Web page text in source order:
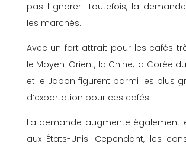
pas l’ignorer. Toutefois, la
les marchés.
Avec un fort attrait pour les cafés
le Moyen-Orient, la Chine, la Corée
et le Japon figurent parmi les plus
d’exportation pour ces cafés.
La demande augmente également
aux États-Unis. Cependant, les